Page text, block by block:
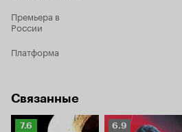
Премьера в
России
Платформа
Связанные
Рейтинг
7.6
Рейтинг
6.9